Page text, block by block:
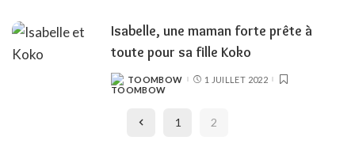
Isabelle, une maman forte prête à
toute pour sa fille Koko
POSTED
BY
TOOMBOW 1 JUILLET 2022
1 2